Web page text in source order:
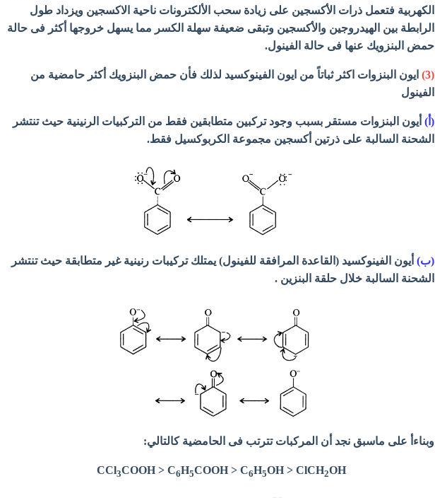
الكهربية فتعمل ذرات الأكسجين على زيادة سحب الألكترونات ناحية الاكسجين ويزداد طول
الرابطة بين الهيدروجين والأكسجين وتبقى ضعيفة سهلة الكسر مما يسهل خروجها أكثر فى حالة
حمض البنزويك عنها فى حالة الفينول.
(3)
ايون البنزوات اكثر ثباتاً من ايون الفينوكسيد لذلك فأن حمض البنزويك أكثر حامضية من
الفينول
(أ) أيون البنزوات مستقر بسبب وجود تركبين متطابقين فقط من التركبيات الرنينية حيث تنتشر
الشحنة السالبة على ذرتين أكسجين مجموعة الكربوكسيل فقط.
(ب)أيون الفينوكسيد (القاعدة المرافقة للفينول) يمتلك تركيبات رنينية غير متطابقة حيث تنتشر
الشحنة السالبة خلال حلقة البنزين .
وبناءأ على ماسبق نجد أن المركبات تترتب فى الحامضية كالتالي:
3COOH > C6H5COOH >C6H5OH>ClCH2OH